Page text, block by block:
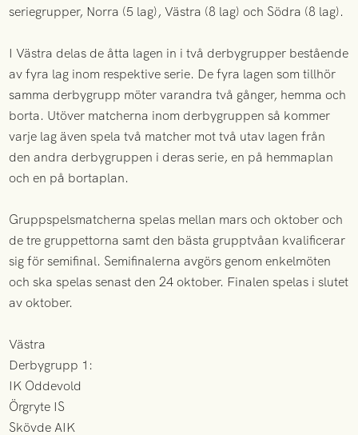
seriegrupper, Norra (5 lag), Västra (8 lag) och Södra (8 lag).
I Västra delas de åtta lagen in i två derbygrupper bestående
av fyra lag inom respektive serie. De fyra lagen som tillhör
samma derbygrupp möter varandra två gånger, hemma och
borta. Utöver matcherna inom derbygruppen så kommer
varje lag även spela två matcher mot två utav lagen från
den andra derbygruppen i deras serie, en på hemmaplan
och en på bortaplan.
Gruppspelsmatcherna spelas mellan mars och oktober och
de tre gruppettorna samt den bästa grupptvåan kvalificerar
sig för semifinal. Semifinalerna avgörs genom enkelmöten
och ska spelas senast den 24 oktober. Finalen spelas i slutet
av oktober.
Västra
Derbygrupp 1:
IK Oddevold
Örgryte IS
Skövde AIK